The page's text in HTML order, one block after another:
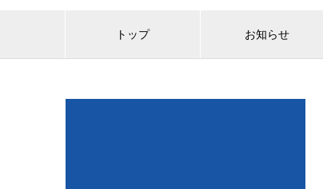
トップ お知らせ